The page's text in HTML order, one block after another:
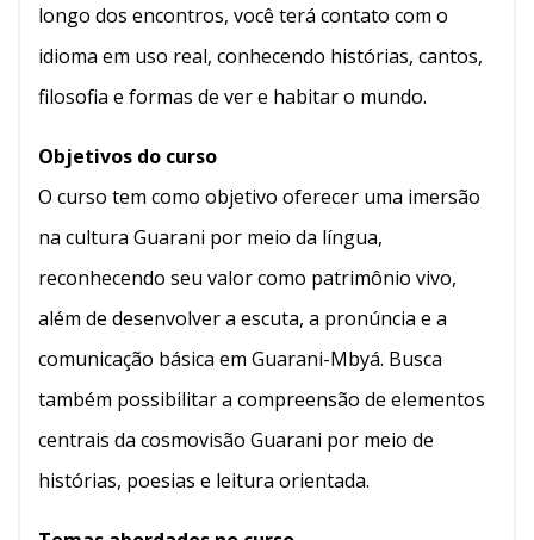
longo dos encontros, você terá contato com o
idioma em uso real, conhecendo histórias, cantos,
filosofia e formas de ver e habitar o mundo.
Objetivos do curso
O curso tem como objetivo oferecer uma imersão
na cultura Guarani por meio da língua,
reconhecendo seu valor como patrimônio vivo,
além de desenvolver a escuta, a pronúncia e a
comunicação básica em Guarani-Mbyá. Busca
também possibilitar a compreensão de elementos
centrais da cosmovisão Guarani por meio de
histórias, poesias e leitura orientada.